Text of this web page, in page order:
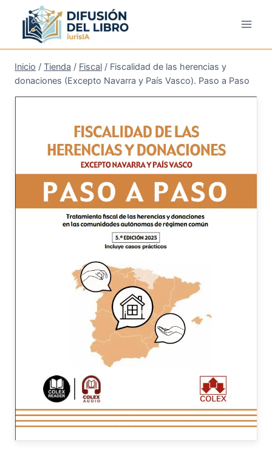
contenido
Inicio / Tienda / Fiscal / Fiscalidad de las herencias y
donaciones (Excepto Navarra y País Vasco). Paso a Paso